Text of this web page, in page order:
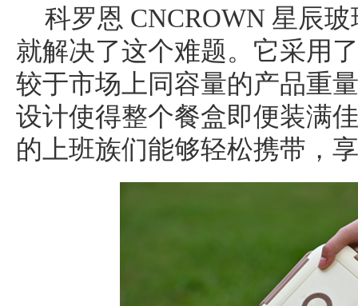
科罗恩 CNCROWN 星辰
就解决了这个难题。它采用
较于市场上同容量的产品重
设计使得整个餐盒即便装满
的上班族们能够轻松携带，